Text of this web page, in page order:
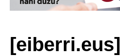
[eiberri.eus]